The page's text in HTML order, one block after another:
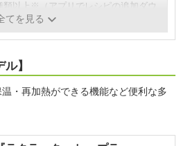
類以上※（アプリでレシピの追加ダウ
可）
てを見る
】
・再加熱ができる機能など便利な多